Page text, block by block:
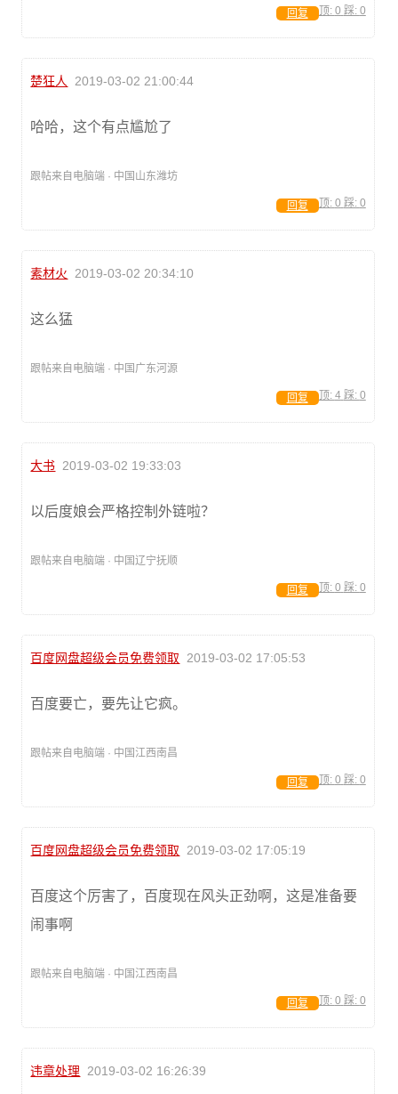
顶: 0 踩: 0
回复
楚狂人 2019-03-02 21:00:44
哈哈，这个有点尴尬了
跟帖来自电脑端 · 中国山东潍坊
顶: 0 踩: 0
回复
素材火 2019-03-02 20:34:10
这么猛
跟帖来自电脑端 · 中国广东河源
顶: 4 踩: 0
回复
大书 2019-03-02 19:33:03
以后度娘会严格控制外链啦？
跟帖来自电脑端 · 中国辽宁抚顺
顶: 0 踩: 0
回复
百度网盘超级会员免费领取 2019-03-02 17:05:53
百度要亡，要先让它疯。
跟帖来自电脑端 · 中国江西南昌
顶: 0 踩: 0
回复
百度网盘超级会员免费领取 2019-03-02 17:05:19
百度这个厉害了，百度现在风头正劲啊，这是准备要
闹事啊
跟帖来自电脑端 · 中国江西南昌
顶: 0 踩: 0
回复
违章处理 2019-03-02 16:26:39